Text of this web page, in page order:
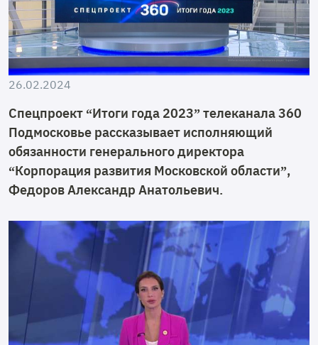
26.02.2024
Спецпроект “Итоги года 2023” телеканала 360
Подмосковье рассказывает исполняющий
обязанности генерального директора
“Корпорация развития Московской области”,
Федоров Александр Анатольевич.